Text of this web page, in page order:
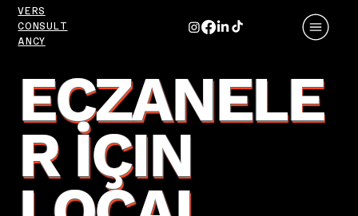
VERS
CONSULT
ANCY
ECZANELE
R İÇIN